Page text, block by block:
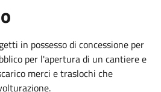
in possesso di concessione per
per l'apertura di un cantiere e
merci e traslochi che